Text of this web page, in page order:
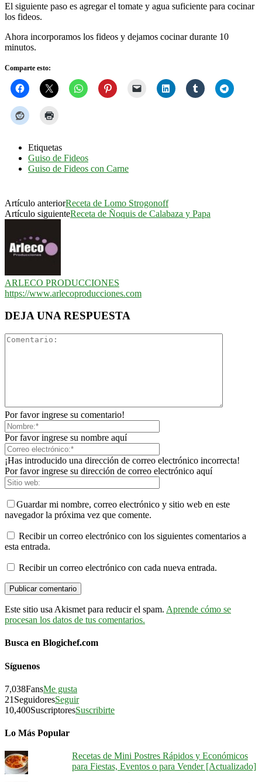
El siguiente paso es agregar el tomate y agua suficiente para cocinar
los fideos.
Ahora incorporamos los fideos y dejamos cocinar durante 10
minutos.
Comparte esto:
Etiquetas
Guiso de Fideos
Guiso de Fideos con Carne
Artículo anteriorReceta de Lomo Strogonoff
Artículo siguienteReceta de Ñoquis de Calabaza y Papa
ARLECO PRODUCCIONES
https://www.arlecoproducciones.com
DEJA UNA RESPUESTA
Por favor ingrese su comentario!
Por favor ingrese su nombre aquí
¡Has introducido una dirección de correo electrónico incorrecta!
Por favor ingrese su dirección de correo electrónico aquí
Guardar mi nombre, correo electrónico y sitio web en este
navegador la próxima vez que comente.
Recibir un correo electrónico con los siguientes comentarios a
esta entrada.
Recibir un correo electrónico con cada nueva entrada.
Este sitio usa Akismet para reducir el spam. Aprende cómo se
procesan los datos de tus comentarios.
Busca en Blogichef.com
Síguenos
7,038FansMe gusta
21 SeguidoresSeguir
10,400SuscriptoresSuscribirte
Lo Más Popular
Recetas de Mini Postres Rápidos y Económicos
para Fiestas, Eventos o para Vender [Actualizado]